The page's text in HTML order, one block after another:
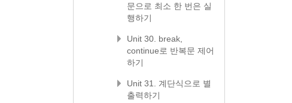
문으로 최소 한 번은 실
행하기
Unit 30. break,
continue로 반복문 제어
하기
Unit 31. 계단식으로 별
출력하기